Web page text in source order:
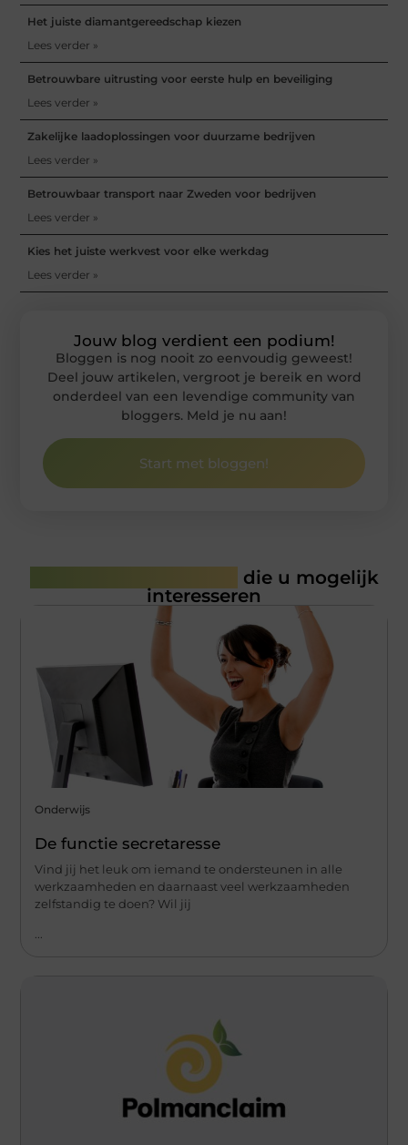
Het juiste diamantgereedschap kiezen
Lees verder »
Betrouwbare uitrusting voor eerste hulp en beveiliging
Lees verder »
Zakelijke laadoplossingen voor duurzame bedrijven
Lees verder »
Betrouwbaar transport naar Zweden voor bedrijven
Lees verder »
Kies het juiste werkvest voor elke werkdag
Lees verder »
Jouw blog verdient een podium!
Bloggen is nog nooit zo eenvoudig geweest!
Deel jouw artikelen, vergroot je bereik en word
onderdeel van een levendige community van
bloggers. Meld je nu aan!
Start met bloggen!
die u mogelijk
interesseren
Onderwijs
De functie secretaresse
Vind jij het leuk om iemand te ondersteunen in alle
werkzaamheden en daarnaast veel werkzaamheden
zelfstandig te doen? Wil jij